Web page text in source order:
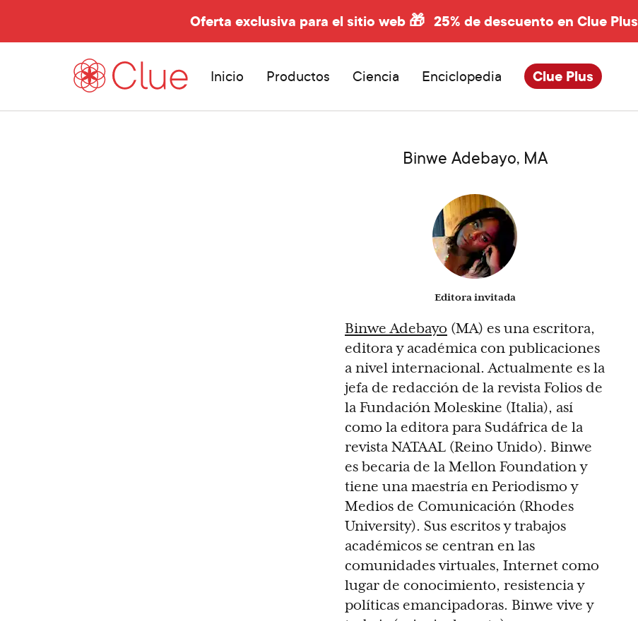
Oferta exclusiva para el sitio web 🎁 25% de descuento en Clue Plus
Inicio Productos Ciencia Enciclopedia Clue Plus
Binwe Adebayo, MA
Editora invitada
Binwe Adebayo (MA) es una escritora,
editora y académica con publicaciones
a nivel internacional. Actualmente es la
jefa de redacción de la revista Folios de
la Fundación Moleskine (Italia), así
como la editora para Sudáfrica de la
revista NATAAL (Reino Unido). Binwe
es becaria de la Mellon Foundation y
tiene una maestría en Periodismo y
Medios de Comunicación (Rhodes
University). Sus escritos y trabajos
académicos se centran en las
comunidades virtuales, Internet como
lugar de conocimiento, resistencia y
políticas emancipadoras. Binwe vive y